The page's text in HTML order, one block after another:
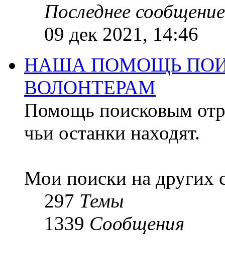
Последнее сообщение
09 дек 2021, 14:46
НАША ПОМОЩЬ
ВОЛОНТЕРАМ
Помощь поисковым
чьи останки находят.
Мои поиски на других
297 Темы
1339 Сообщения